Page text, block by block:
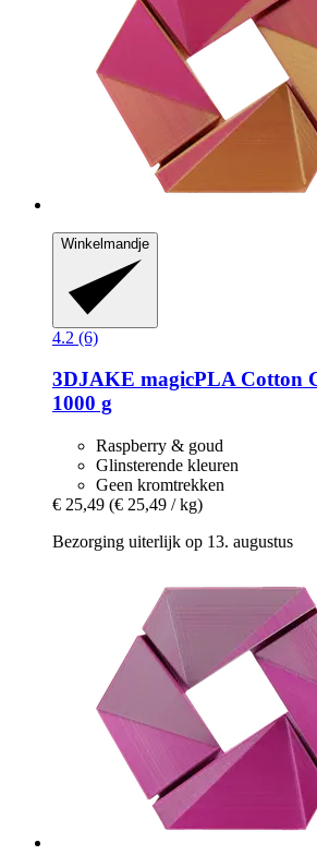
Winkelmandje
4.2 (6)
3DJAKE magicPLA Cotton
1000 g
Raspberry & goud
Glinsterende kleuren
Geen kromtrekken
€ 25,49 (€ 25,49 / kg)
Bezorging uiterlijk op 13. augustus